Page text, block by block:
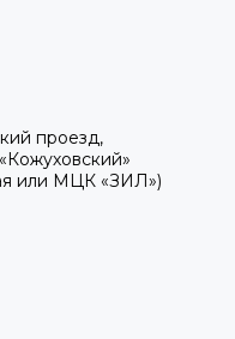
проезд,
или МЦК «ЗИЛ»)